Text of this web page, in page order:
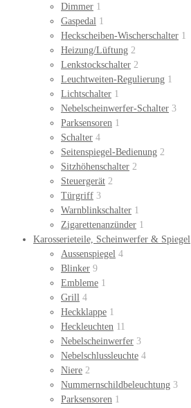
Dimmer 1
Gaspedal 1
Heckscheiben-Wischerschalter 1
Heizung/Lüftung 2
Lenkstockschalter 2
Leuchtweiten-Regulierung 1
Lichtschalter 1
Nebelscheinwerfer-Schalter 3
Parksensoren 1
Schalter 4
Seitenspiegel-Bedienung 2
Sitzhöhenschalter 2
Steuergerät 2
Türgriff 3
Warnblinkschalter 1
Zigarettenanzünder 1
Karosserieteile, Scheinwerfer & Spiegel
Aussenspiegel 4
Blinker 9
Embleme 1
Grill 4
Heckklappe 1
Heckleuchten 11
Nebelscheinwerfer 3
Nebelschlussleuchte 4
Niere 2
Nummernschildbeleuchtung 3
Parksensoren 1